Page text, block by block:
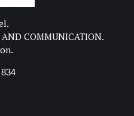
COMMUNICATION.